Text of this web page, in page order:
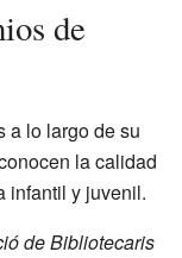
de
a lo largo de su
la calidad
infantil y juvenil.
de Bibliotecaris